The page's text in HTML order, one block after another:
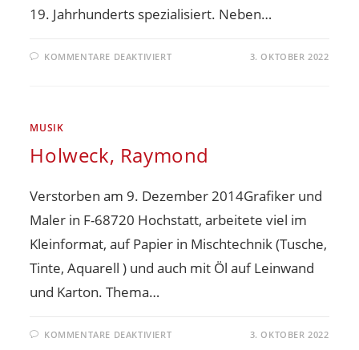
19. Jahrhunderts spezialisiert. Neben…
KOMMENTARE DEAKTIVIERT 3. OKTOBER 2022
MUSIK
Holweck, Raymond
Verstorben am 9. Dezember 2014Grafiker und
Maler in F-68720 Hochstatt, arbeitete viel im
Kleinformat, auf Papier in Mischtechnik (Tusche,
Tinte, Aquarell ) und auch mit Öl auf Leinwand
und Karton. Thema…
KOMMENTARE DEAKTIVIERT 3. OKTOBER 2022